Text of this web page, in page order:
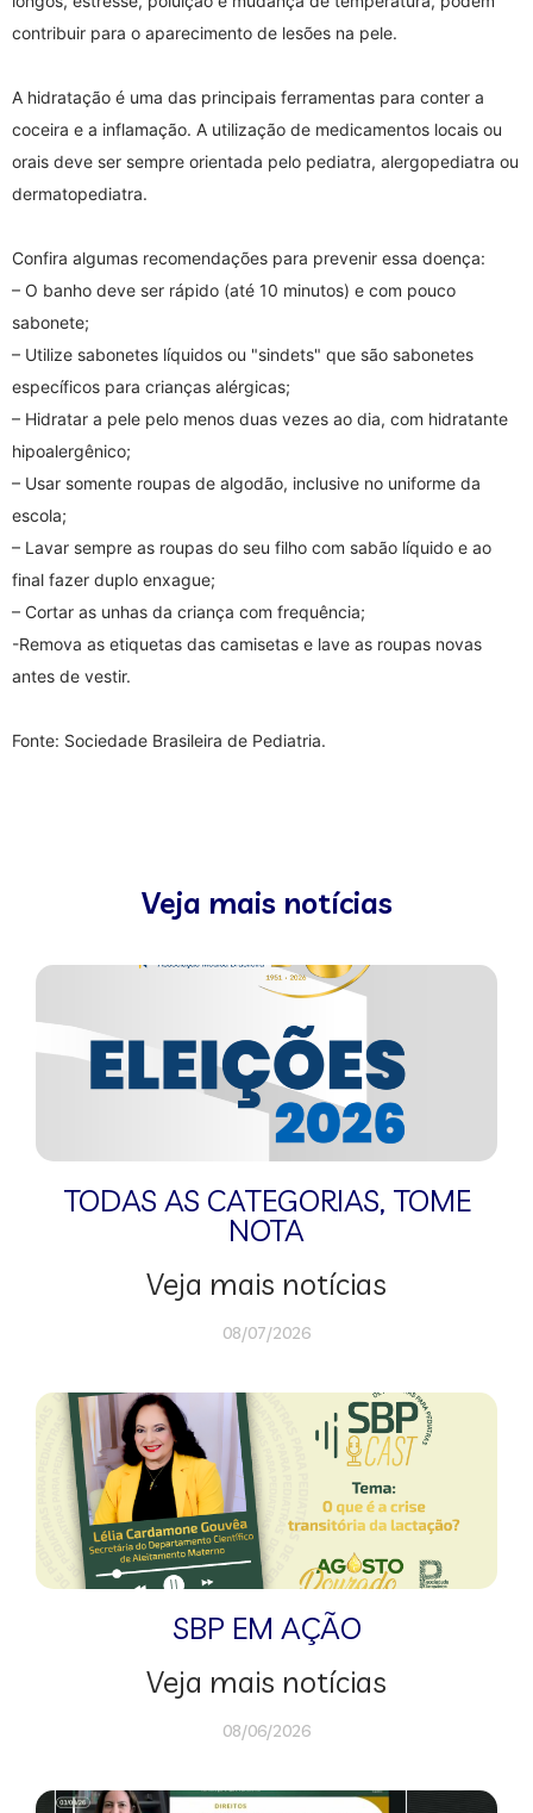
contribuir para o aparecimento de lesões na pele.
A hidratação é uma das principais ferramentas para conter a
coceira e a inflamação. A utilização de medicamentos locais ou
orais deve ser sempre orientada pelo pediatra, alergopediatra ou
dermatopediatra.
Confira algumas recomendações para prevenir essa doença:
– O banho deve ser rápido (até 10 minutos) e com pouco
sabonete;
– Utilize sabonetes líquidos ou "sindets" que são sabonetes
específicos para crianças alérgicas;
– Hidratar a pele pelo menos duas vezes ao dia, com hidratante
hipoalergênico;
– Usar somente roupas de algodão, inclusive no uniforme da
escola;
– Lavar sempre as roupas do seu filho com sabão líquido e ao
final fazer duplo enxague;
– Cortar as unhas da criança com frequência;
-Remova as etiquetas das camisetas e lave as roupas novas
antes de vestir.
Fonte: Sociedade Brasileira de Pediatria.
Veja mais notícias
TODAS AS CATEGORIAS, TOME
NOTA
Veja mais notícias
08/07/2026
SBP EM AÇÃO
Veja mais notícias
08/06/2026